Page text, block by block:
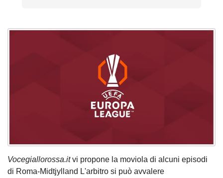
Vocegiallorossa.itvi propone la moviola di alcuni episodi
di Roma-Midtjylland L'arbitro si può avvalere